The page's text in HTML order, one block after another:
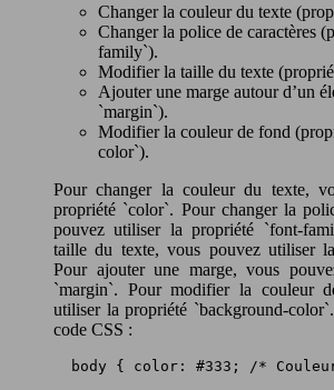
Changer la couleur du texte
Changer la police de caractères
family`).
Modifier la taille du texte
Ajouter une marge autour d’un
`margin`).
Modifier la couleur de fond
color`).
Pour changer la couleur du texte,
propriété `color`. Pour changer la
pouvez utiliser la propriété `font-
taille du texte, vous pouvez utiliser
Pour ajouter une marge, vous
`margin`. Pour modifier la couleur
utiliser la propriété `background-
code CSS :
body { color: #333; /*